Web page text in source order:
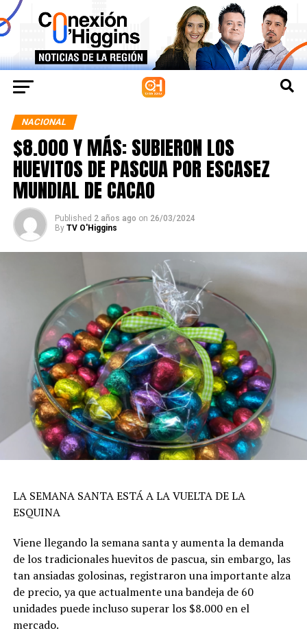
NACIONAL
$8.000 Y MÁS: SUBIERON LOS
HUEVITOS DE PASCUA POR ESCASEZ
MUNDIAL DE CACAO
Published 2 años ago on 26/03/2024
By TV O'Higgins
LA SEMANA SANTA ESTÁ A LA VUELTA DE LA
ESQUINA
Viene llegando la semana santa y aumenta la demanda
de los tradicionales huevitos de pascua, sin embargo, las
tan ansiadas golosinas, registraron una importante alza
de precio, ya que actualmente una bandeja de 60
unidades puede incluso superar los $8.000 en el
mercado.